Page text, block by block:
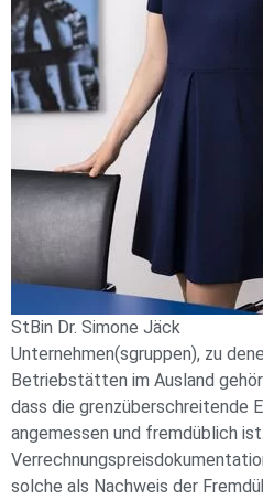
StBin Dr. Simone Jäck
Unternehmen(sgruppen), zu
Betriebstätten im Ausland
dass die grenzüberschreitende
angemessen und fremdüblich
solche als Nachweis der